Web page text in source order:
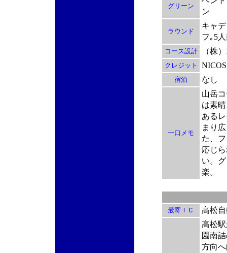
グリーン
ン
ラウンド
キャ
フ｡5
コース設計 （株
クレジット
宿泊 なし
一口メモ
山岳
は素
ある
まり
た、
応じ
い。
楽。
最寄ＩＣ 高松
高松
園南
方向